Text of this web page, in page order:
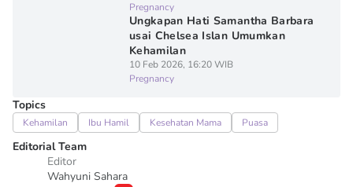
Pregnancy
Ungkapan Hati Samantha Barbara
usai Chelsea Islan Umumkan
Kehamilan
10 Feb 2026, 16:20 WIB
Pregnancy
Topics
Kehamilan Ibu Hamil Kesehatan Mama Puasa
Editorial Team
Editor
Wahyuni Sahara